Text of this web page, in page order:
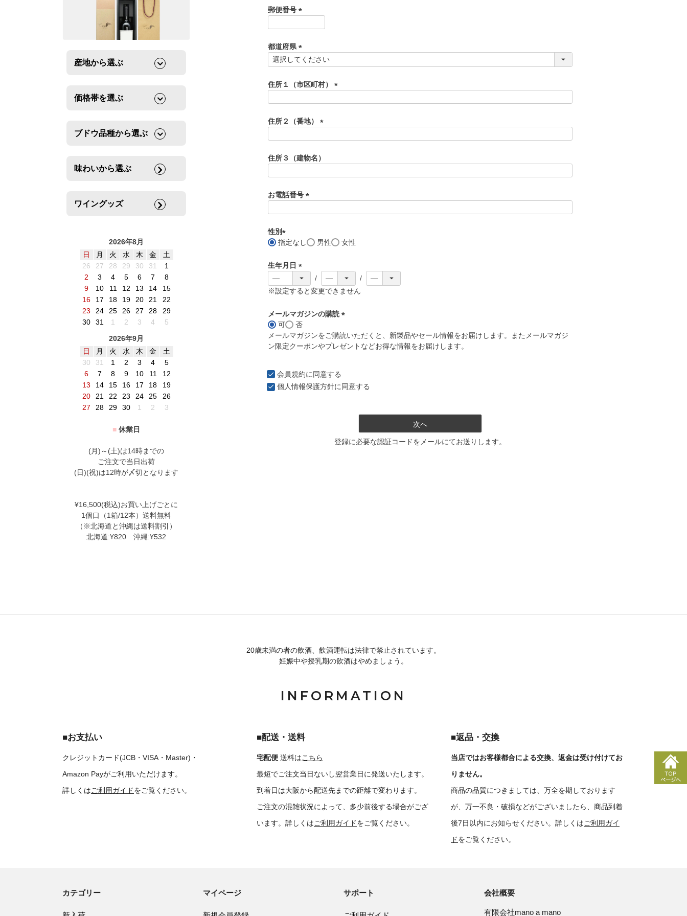
産地から選ぶ
価格帯を選ぶ
ブドウ品種から選ぶ
味わいから選ぶ
ワイングッズ
2026年8月
日
月 火 水 木 金
土
26
27 28 29 30 31
1
2
3 4 5 6 7
8
9
10 11 12 13 14
15
16
17 18 19 20 21
22
23
24 25 26 27 28
29
30
31 1 2 3 4
5
2026年9月
日
月 火 水 木 金
土
30
31 1 2 3 4
5
6
7 8 9 10 11
12
13
14 15 16 17 18
19
20
21 22 23 24 25
26
27
28 29 30 1 2 3
■ 休業日
(月)～(土)は14時までの
ご注文で当日出荷
(日)(祝)は12時が〆切となります
¥16,500(税込)お買い上げごとに
1個口（1箱/12本）送料無料
（※北海道と沖縄は送料割引）
北海道:¥820 沖縄:¥532
)
郵便番号
須
)
都道府県
(
須
)
住所１（市区町村）
)
住所２（番地）
須
)
住所３（建物名）
お電話番号
)
性別
(
須
指定なし 男性 女性
生年月日
(
必
)
※設定すると変更できません
メールマガジンの購読
必
須
可
否
メールマガジンをご購読いただくと、新製品やセール情報をお届けします。またメールマガジ
ン限定クーポンやプレゼントなどお得な情報をお届けします。
会員規約に同意する
個人情報保護方針に同意する
次へ
登録に必要な認証コードをメールにてお送りします。
20歳未満の者の飲酒、飲酒運転は法律で禁止されています。
妊娠中や授乳期の飲酒はやめましょう。
INFORMATION
■お支払い
クレジットカード(JCB・VISA・Master)・
Amazon Payがご利用いただけます。
詳しくはご利用ガイドをご覧ください。
■配送・送料
宅配便 送料はこちら
最短でご注文当日ないし翌営業日に発送いたします。
到着日は大阪から配送先までの距離で変わります。
ご注文の混雑状況によって、多少前後する場合がござ
います。詳しくはご利用ガイドをご覧ください。
■返品・交換
当店ではお客様都合による交換、返金は受け付けてお
りません。
商品の品質につきましては、万全を期しております
が、万一不良・破損などがございましたら、商品到着
後7日以内にお知らせください。詳しくはご利用ガイ
ドをご覧ください。
カテゴリー マイページ サポート 会社概要
有限会社mano a mano